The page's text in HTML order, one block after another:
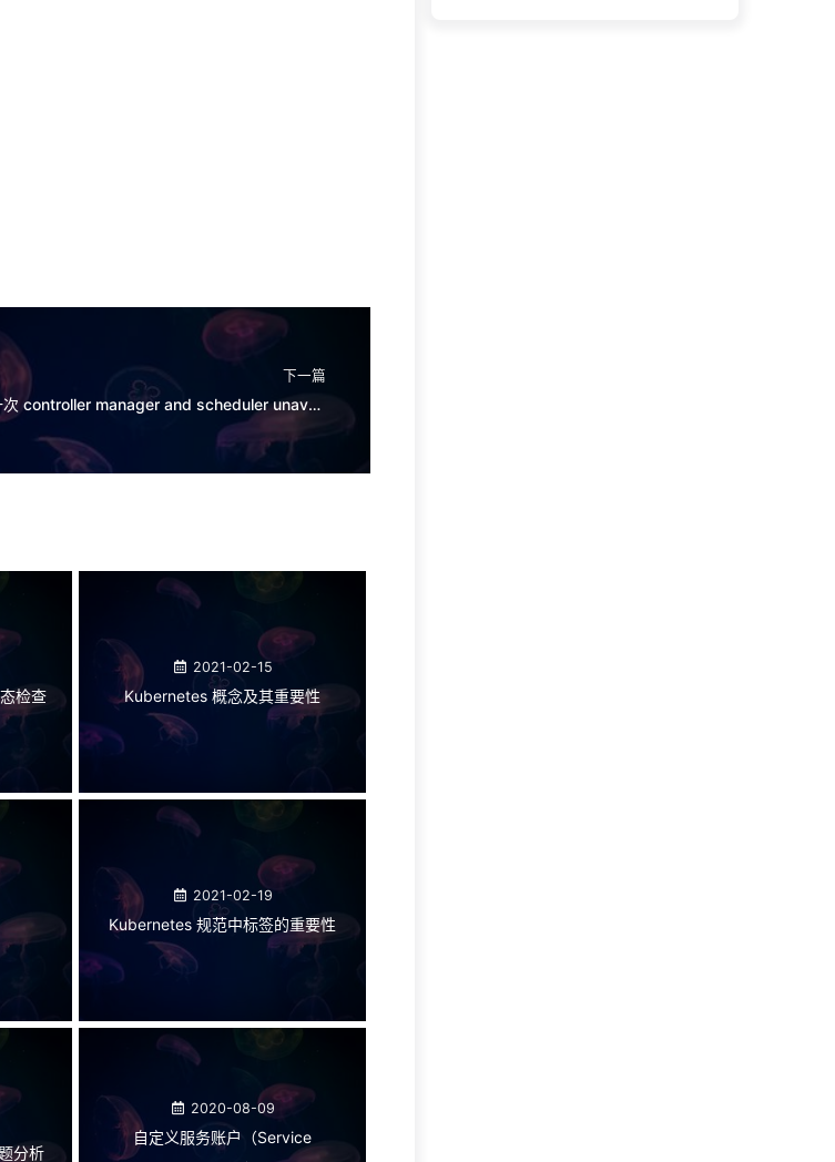
下一篇
记一次 controller manager and scheduler unavailable 问题分析
检查
2021-02-15
Kubernetes 概念及其重要性
2021-02-19
Kubernetes 规范中标签的重要性
分析
2020-08-09
自定义服务账户（Service